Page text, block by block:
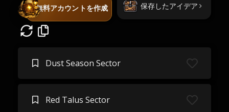
無料アカウントを作成 保存したアイデア
Dust Season Sector
Red Talus Sector